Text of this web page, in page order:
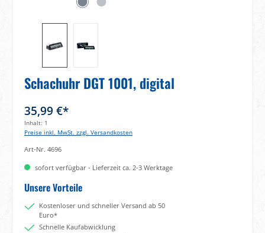
Schachuhr DGT 1001, digital
35,99 €*
Inhalt: 1
Preise inkl. MwSt. zzgl. Versandkosten
Art-Nr. 4696
sofort verfügbar - Lieferzeit ca. 2-3 Werktage
Unsere Vorteile
Kostenloser und schneller Versand ab 50
Euro*
Schnelle Kaufabwicklung